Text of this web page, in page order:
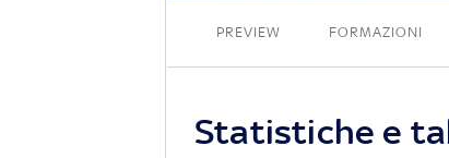
PREVIEW FORMAZIONI
Statistiche e